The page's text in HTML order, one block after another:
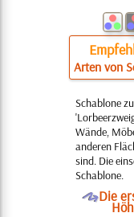
Arten von
Schablone
Wände,
anderen
sind. Die
Schablone.
ODie